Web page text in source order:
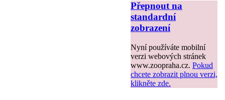
Přepnout na
standardní
zobrazení
Nyní používáte mobilní
verzi webových stránek
www.zoopraha.cz. Pokud
chcete zobrazit plnou verzi,
klikněte zde.